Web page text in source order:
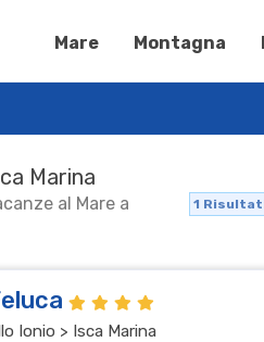
Mare Montagna
Marina
al Mare a
1
Ionio > Isca Marina